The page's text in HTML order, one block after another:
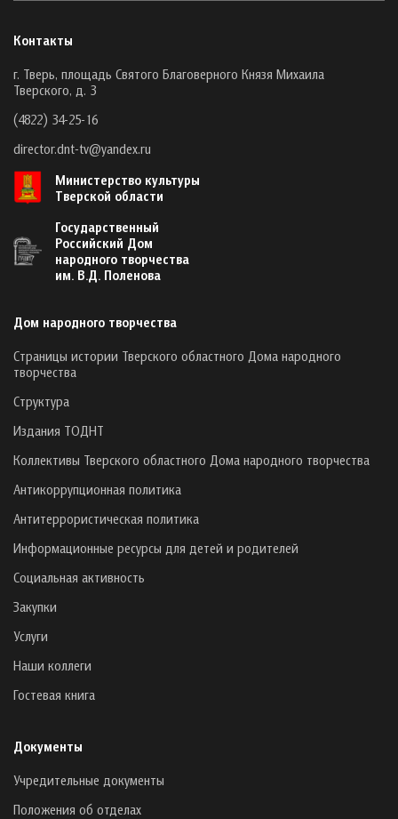
Контакты
г. Тверь, площадь Святого Благоверного Князя Михаила
Тверского, д. 3
(4822) 34-25-16
director.dnt-tv@yandex.ru
Министерство культуры
Тверской области
Государственный
Российский Дом
народного творчества
им. В.Д. Поленова
Дом народного творчества
Страницы истории Тверского областного Дома народного
творчества
Структура
Издания ТОДНТ
Коллективы Тверского областного Дома народного творчества
Антикоррупционная политика
Антитеррористическая политика
Информационные ресурсы для детей и родителей
Социальная активность
Закупки
Услуги
Наши коллеги
Гостевая книга
Документы
Учредительные документы
Положения об отделах